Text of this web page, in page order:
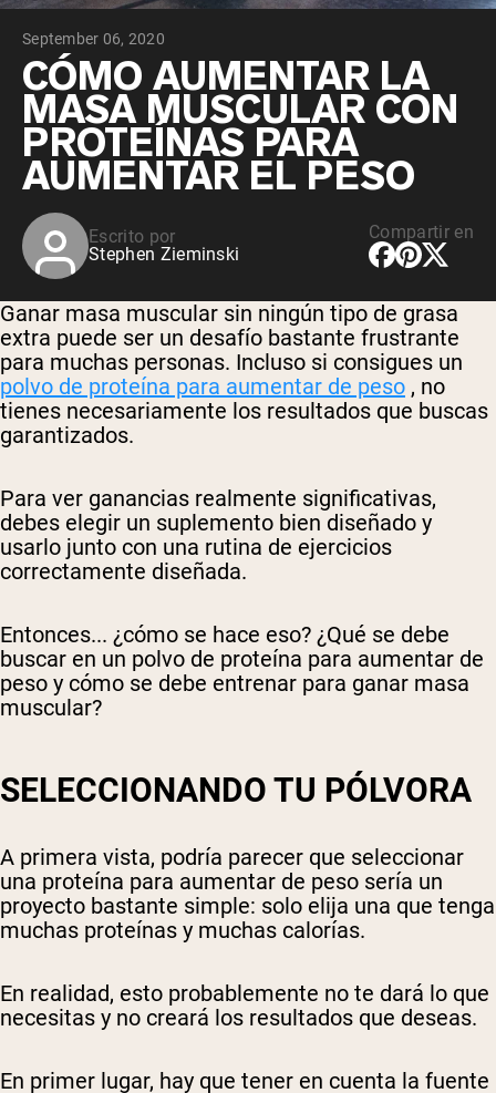
September 06, 2020
CÓMO AUMENTAR LA
MASA MUSCULAR CON
PROTEÍNAS PARA
AUMENTAR EL PESO
Escrito por
Stephen Zieminski
Compartir en
Ganar masa muscular sin ningún tipo de grasa
extra puede ser un desafío bastante frustrante
para muchas personas. Incluso si consigues un
polvo de proteína para aumentar de peso , no
tienes necesariamente los resultados que buscas
garantizados.
Para ver ganancias realmente significativas,
debes elegir un suplemento bien diseñado y
usarlo junto con una rutina de ejercicios
correctamente diseñada.
Entonces... ¿cómo se hace eso? ¿Qué se debe
buscar en un polvo de proteína para aumentar de
peso y cómo se debe entrenar para ganar masa
muscular?
SELECCIONANDO TU PÓLVORA
A primera vista, podría parecer que seleccionar
una proteína para aumentar de peso sería un
proyecto bastante simple: solo elija una que tenga
muchas proteínas y muchas calorías.
En realidad, esto probablemente no te dará lo que
necesitas y no creará los resultados que deseas.
En primer lugar, hay que tener en cuenta la fuente